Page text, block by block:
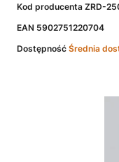
Kod producenta ZRD-
EAN 5902751220704
Dostępność Średnia